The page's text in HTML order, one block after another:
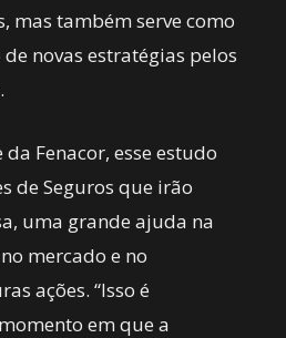
mas também serve como
novas estratégias pelos
Fenacor, esse estudo
de Seguros que irão
uma grande ajuda na
mercado e no
ações. “Isso é
em que a